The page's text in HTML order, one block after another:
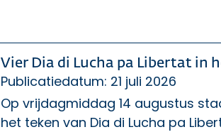
Vier Dia di Lucha pa Libertat in
Publicatiedatum: 21 juli 2026
Op vrijdagmiddag 14 augustus
het teken van Dia di Lucha pa